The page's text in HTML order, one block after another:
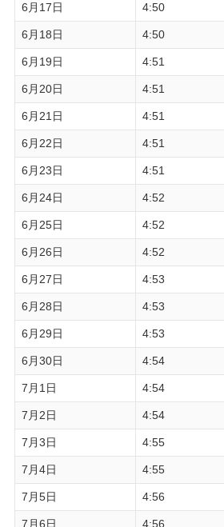
6月17日 4:50
6月18日 4:50
6月19日 4:51
6月20日 4:51
6月21日 4:51
6月22日 4:51
6月23日 4:51
6月24日 4:52
6月25日 4:52
6月26日 4:52
6月27日 4:53
6月28日 4:53
6月29日 4:53
6月30日 4:54
7月1日 4:54
7月2日 4:54
7月3日 4:55
7月4日 4:55
7月5日 4:56
7月6日 4:56